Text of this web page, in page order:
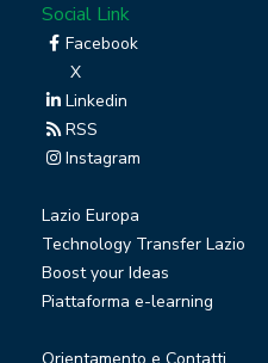
Social Link
Facebook
X
Linkedin
RSS
Instagram
Lazio Europa
Technology Transfer Lazio
Boost your Ideas
Piattaforma e-learning